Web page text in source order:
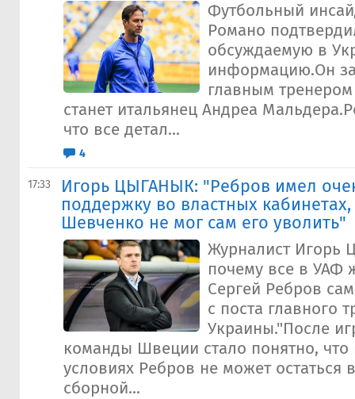
Футбольный
Романо
обсуждаемую в
информацию.Он
главным
станет итальянец Андреа
что все детал...
4
17:33
Игорь ЦЫГАНЫК: "Ребров имел
поддержку во властных
Шевченко не мог сам его уволить"
Журналист Игорь
почему все в УАФ
Сергей Ребров
с поста главного
Украины."После
команды Швеции стало понятно, что
условиях Ребров не может остаться
сборной...